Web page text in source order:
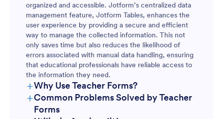
organized and accessible. Jotform’s centralized data
management feature, Jotform Tables, enhances the
user experience by providing a secure and efficient
way to manage the collected information. This not
only saves time but also reduces the likelihood of
errors associated with manual data handling, ensuring
that educational professionals have reliable access to
the information they need.
+Why Use Teacher Forms?
+Common Problems Solved by Teacher
Forms